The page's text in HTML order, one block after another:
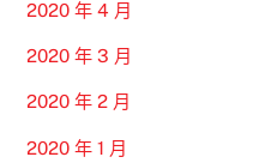
2020 年 4 月
2020 年 3 月
2020 年 2 月
2020 年 1 月